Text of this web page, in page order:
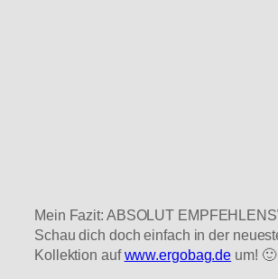
Mein Fazit: ABSOLUT
Schau dich doch einfach in der
Kollektion aufwww.ergobag.de um! 🙂